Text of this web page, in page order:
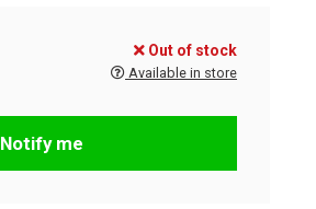
Out of stock
Available in store
Notify me